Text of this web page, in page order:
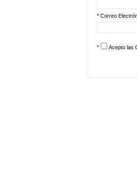
* Correo
* Acepto las